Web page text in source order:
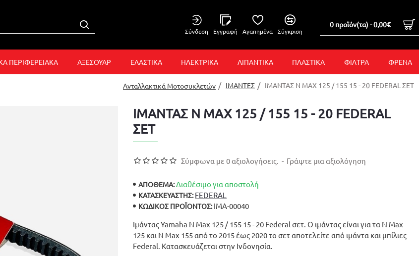
Σύνδεση Εγγραφή Αγαπημένα Σύγκριση
0 προϊόν(τα) - 0,00€
ΠΕΡΙΦΕΡΕΙΑΚΑ ΑΞΕΣΟΥΑΡ ΕΛΑΣΤΙΚΑ ΗΛΕΚΤΡΙΚΑ ΛΙΠΑΝΤΙΚΑ ΠΛΑΣΤΙΚΑ ΦΙΛΤΡΑ ΦΡΕΝΑ
Ανταλλακτικά Μοτοσυκλετών ΙΜΑΝΤΕΣ ΙΜΑΝΤΑΣ N MAX 125 / 155 15 - 20 FEDERAL ΣΕΤ
ΙΜΑΝΤΑΣ N MAX 125 / 155 15 - 20 FEDERAL
ΣΕΤ
Ιμάντας Yamaha N Max 125 / 155 15 - 20 Federal σετ. Ο ιμάντας είναι για τα N Max
125 και N Max 155 από το 2015 έως 2020 το σετ αποτελείτε από ιμάντα και μπίλιες
Federal. Κατασκευάζεται στην Ινδονησία.
ΑΠΟΘΕΜΑ:Διαθέσιμο για αποστολή
ΚΑΤΑΣΚΕΥΑΣΤΉΣ: FEDERAL
ΚΩΔΙΚΌΣ ΠΡΟΪΌΝΤΟΣ: ΙΜΑ-00040
Σύμφωνα με 0 αξιολογήσεις. - Γράψτε μια αξιολόγηση